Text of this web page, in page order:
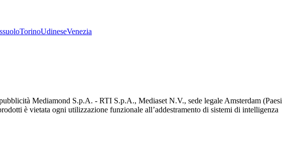
TorinoUdineseVenezia
Mediamond S.p.A. - RTI S.p.A., Mediaset N.V., sede legale Amsterdam (Paesi
è vietata ogni utilizzazione funzionale all’addestramento di sistemi di intelligenza